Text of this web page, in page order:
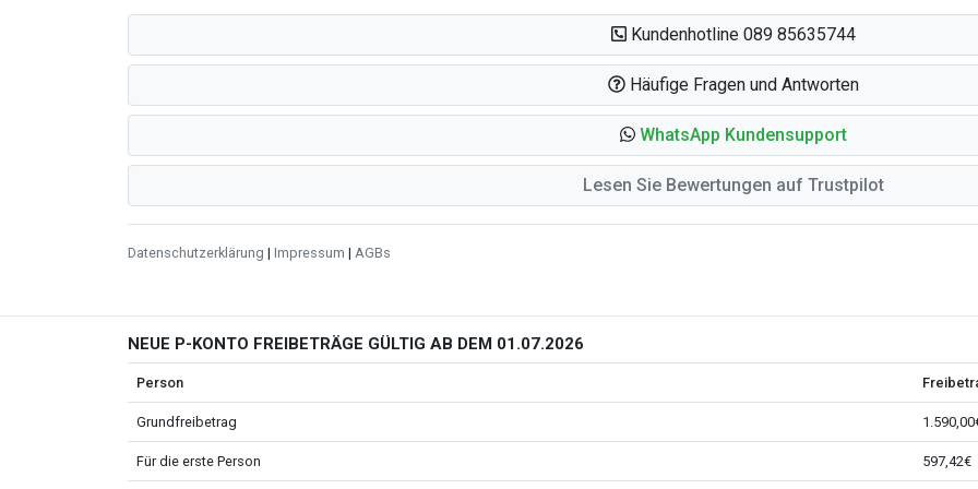
Kundenhotline 089 85635744
Häufige Fragen und Antworten
WhatsApp Kundensupport
Lesen Sie Bewertungen auf Trustpilot
Datenschutzerklärung | Impressum | AGBs
NEUE P-KONTO FREIBETRÄGE GÜLTIG AB DEM 01.07.2026
Person
Grundfreibetrag
Für die erste Person 597,42€